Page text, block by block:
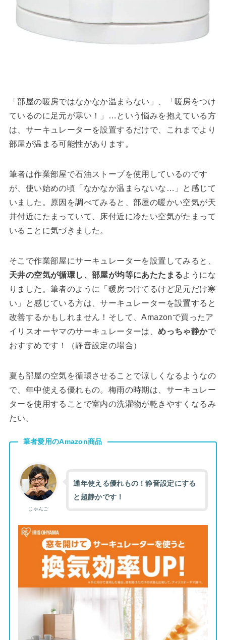
「部屋の暖房ではなかなか温まらない」、「暖房をつけ
ているのに足元が寒い！」…という悩みを抱えている方
は、サーキュレーターを設置するだけで、これまでより
部屋が温まる可能性があります。
筆者は作業部屋で石油ストーブを使用しているのです
が、使い始めの頃「なかなか温まらないな…」と感じて
いました。原因を調べてみると、部屋の暖かい空気が天
井付近にたまっていて、床付近に冷たい空気がたまって
いることに気づきました。
そこで作業部屋にサーキュレーターを設置してみると、
天井の空気が循環し、部屋が均等にあたたまるようにな
りました。筆者のように「暖房つけてるけど足元だけ寒
い」と感じている方は、サーキュレーターを設置すると
改善するかもしれません！そして、Amazonで買ったア
イリスオーヤマのサーキュレーターは、めっちゃ静かで
おすすめです！（静音設定の場合）
夏も部屋の空気を循環させることで涼しくなるようなの
で、年中使える優れもの。梅雨の時期は、サーキュレー
ターを使用することで室内の洗濯物が乾きやすくなるみ
たい。
筆者愛用のAmazon商品
じゃんご
通年使える優れもの！静音設定にする
と超静かです！